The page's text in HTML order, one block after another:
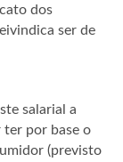
dos
ser de
salarial a
ter por base o
(previsto